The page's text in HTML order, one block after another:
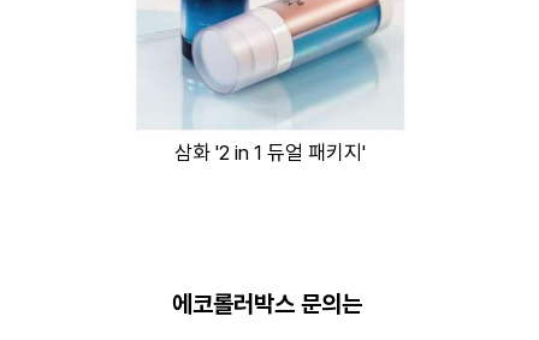
삼화 '2 in 1 듀얼 패키지'
에코롤러박스 문의는 ​